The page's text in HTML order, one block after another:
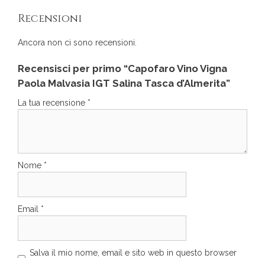
Recensioni
Ancora non ci sono recensioni.
Recensisci per primo “Capofaro Vino Vigna
Paola Malvasia IGT Salina Tasca d’Almerita”
La tua recensione *
Nome *
Email *
Salva il mio nome, email e sito web in questo browser